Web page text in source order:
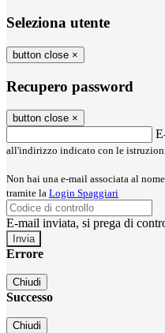
Seleziona utente
button close ×
Recupero password
button close ×
all'indirizzo indicato con le
Non hai una e-mail associata al
tramite la Login Spaggiari
E-mail inviata, si prega di
Errore
Chiudi
Successo
Chiudi